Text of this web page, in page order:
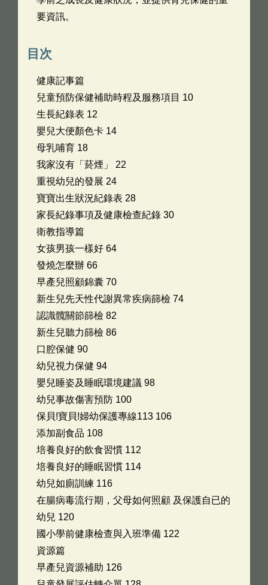
要資訊。
目次
健康記事篇
兒童預防保健補助時程及服務項目 10
生長紀錄表 12
嬰兒大便顏色卡 14
母乳哺育 18
我家沒有「菸煙」 22
重視幼兒的發展 24
寶寶出生狀況紀錄表 28
家長紀錄事項及健康檢查紀錄 30
衛教指導篇
女孩男孩一樣好 64
發燒怎麼辦 66
早產兒照顧錦囊 70
新生兒先天性代謝異常疾病篩檢 74
認識髖關節篩檢 82
新生兒聽力篩檢 86
口腔保健 90
幼兒視力保健 94
嬰兒睡姿及睡眠環境建議 98
幼兒事故傷害預防 100
保貝!寶貝!婦幼保護專線113 106
添加副食品 108
培養良好的飲食習慣 112
培養良好的睡眠習慣 114
幼兒如廁訓練 116
在腸病毒流行期，父母如何照顧 及保護自已的
幼兒 120
國小學前健康檢查與入班準備 122
資源篇
早產兒資源補助 126